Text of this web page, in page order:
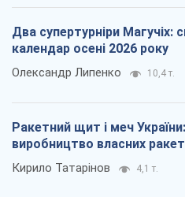
Два супертурніри Магучіх:
календар осені 2026 року
Олександр Липенко 10,4 т.
Ракетний щит і меч
виробництво власних ракет
Кирило Татарінов 4,1 т.